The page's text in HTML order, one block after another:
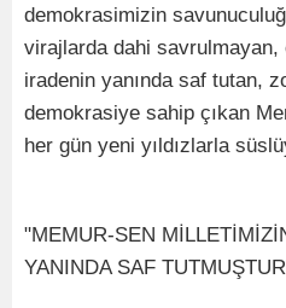
demokrasimizin
virajlarda dahi
iradenin yanında saf tutan,
demokrasiye sahip çıkan
her gün yeni yıldızlarla
"MEMUR-SEN
YANINDA SAF